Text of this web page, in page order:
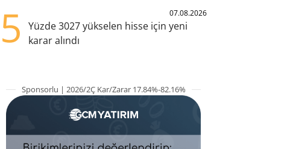
5 07.08.2026
Yüzde 3027 yükselen hisse için yeni
karar alındı
Sponsorlu | 2026/2Ç Kar/Zarar 17.84%-82.16%